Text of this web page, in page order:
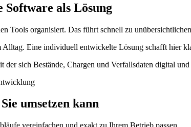
als Lösung
Tools organisiert. Das führt schnell zu
Eine individuell entwickelte Lösung schafft hier
der sich Bestände, Chargen und Verfallsdaten digital
umsetzen kann